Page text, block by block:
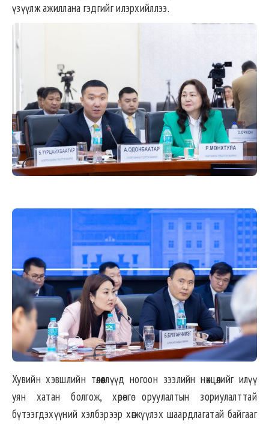
үзүүлж ажиллана гэдгийг илэрхийллээ.
Хувийн хэвшлийн төлөөллүүд ногоон зээлийн нөхцөлийг илүү
уян хатан болгож, хөрөнгө оруулалтын зориулалттай
бүтээгдэхүүний хэлбэрээр хөгжүүлэх шаардлагатай байгааг